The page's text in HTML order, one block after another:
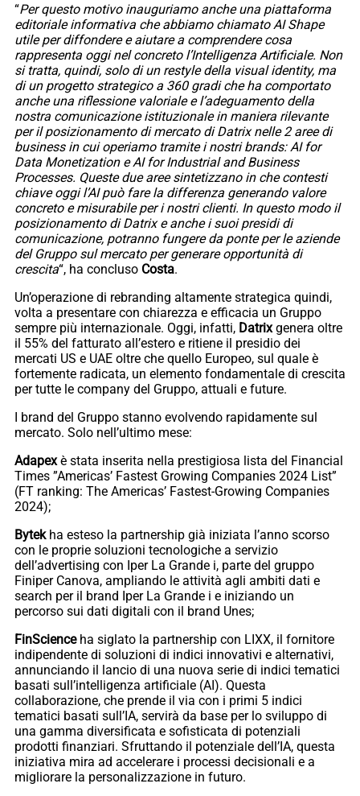
“Per questo motivo inauguriamo anche una piattaforma
editoriale informativa che abbiamo chiamato AI Shape
utile per diffondere e aiutare a comprendere cosa
rappresenta oggi nel concreto l’Intelligenza Artificiale. Non
si tratta, quindi, solo di un restyle della visual identity, ma
di un progetto strategico a 360 gradi che ha comportato
anche una riflessione valoriale e l’adeguamento della
nostra comunicazione istituzionale in maniera rilevante
per il posizionamento di mercato di Datrix nelle 2 aree di
business in cui operiamo tramite i nostri brands: AI for
Data Monetization e AI for Industrial and Business
Processes. Queste due aree sintetizzano in che contesti
chiave oggi l’AI può fare la differenza generando valore
concreto e misurabile per i nostri clienti. In questo modo il
posizionamento di Datrix e anche i suoi presidi di
comunicazione, potranno fungere da ponte per le aziende
del Gruppo sul mercato per generare opportunità di
crescita“, ha concluso Costa.
Un’operazione di rebranding altamente strategica quindi,
volta a presentare con chiarezza e efficacia un Gruppo
sempre più internazionale. Oggi, infatti, Datrixgenera oltre
il 55% del fatturato all’estero e ritiene il presidio dei
mercati US e UAE oltre che quello Europeo, sul quale è
fortemente radicata, un elemento fondamentale di crescita
per tutte le company del Gruppo, attuali e future.
I brand del Gruppo stanno evolvendo rapidamente sul
mercato. Solo nell’ultimo mese:
Adapexè stata inserita nella prestigiosa lista del Financial
Times ”Americas’ Fastest Growing Companies 2024 List”
(FT ranking: The Americas’ Fastest-Growing Companies
2024);
Bytekha esteso la partnership già iniziata l’anno scorso
con le proprie soluzioni tecnologiche a servizio
dell’advertising con Iper La Grande i, parte del gruppo
Finiper Canova, ampliando le attività agli ambiti dati e
search per il brand Iper La Grande i e iniziando un
percorso sui dati digitali con il brand Unes;
FinScienceha siglato la partnership con LIXX, il fornitore
indipendente di soluzioni di indici innovativi e alternativi,
annunciando il lancio di una nuova serie di indici tematici
basati sull’intelligenza artificiale (AI). Questa
collaborazione, che prende il via con i primi 5 indici
tematici basati sull’IA, servirà da base per lo sviluppo di
una gamma diversificata e sofisticata di potenziali
prodotti finanziari. Sfruttando il potenziale dell’IA, questa
iniziativa mira ad accelerare i processi decisionali e a
migliorare la personalizzazione in futuro.